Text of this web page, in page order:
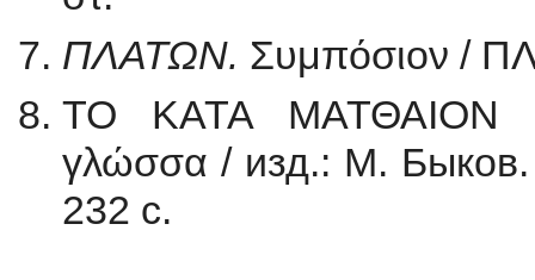
ΠΛΑΤΩΝ. Συμπόσιον /
ΤΟ ΚΑΤΑ ΜΑΤΘΑΙΟΝ
γλώσσα / изд.: М.
232 с.